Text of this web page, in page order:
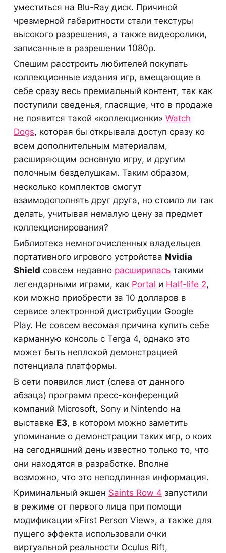
уместиться на Blu-Ray диск. Причиной
чрезмерной габаритности стали текстуры
высокого разрешения, а также видеоролики,
записанные в разрешении 1080p.
Спешим расстроить любителей покупать
коллекционные издания игр, вмещающие в
себе сразу весь премиальный контент, так как
поступили сведенья, гласящие, что в продаже
не появится такой «коллекционки» Watch
Dogs, которая бы открывала доступ сразу ко
всем дополнительным материалам,
расширяющим основную игру, и другим
полочным безделушкам. Таким образом,
несколько комплектов смогут
взаимодополнять друг друга, но стоило ли так
делать, учитывая немалую цену за предмет
коллекционирования?
Библиотека немногочисленных владельцев
портативного игрового устройства Nvidia
Shield совсем недавно расширилась такими
легендарными играми, как Portal и Half-life 2,
кои можно приобрести за 10 долларов в
сервисе электронной дистрибуции Google
Play. Не совсем весомая причина купить себе
карманную консоль с Terga 4, однако это
может быть неплохой демонстрацией
потенциала платформы.
В сети появился лист (слева от данного
абзаца) программ пресс-конференций
компаний Microsoft, Sony и Nintendo на
выставке E3, в котором можно заметить
упоминание о демонстрации таких игр, о коих
на сегодняшний день известно только то, что
они находятся в разработке. Вполне
возможно, что это неподлинная информация.
Криминальный экшен Saints Row 4 запустили
в режиме от первого лица при помощи
модификации «First Person View», а также для
пущего эффекта использовали очки
виртуальной реальности Oculus Rift,